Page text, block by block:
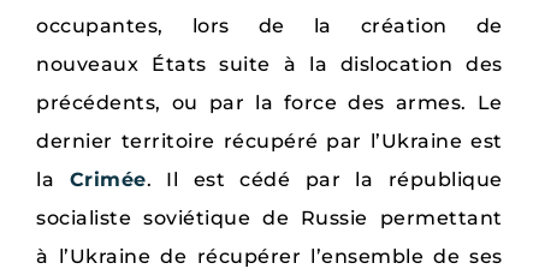
occupantes, lors de la création de
nouveaux États suite à la dislocation des
précédents, ou par la force des armes. Le
dernier territoire récupéré par l’Ukraine est
la Crimée. Il est cédé par la république
socialiste soviétique de Russie permettant
à l’Ukraine de récupérer l’ensemble de ses